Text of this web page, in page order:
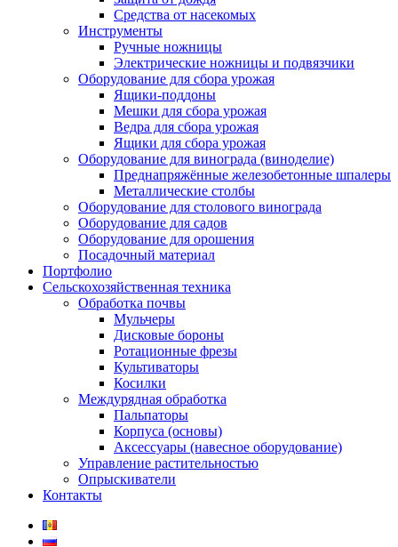
Средства от насекомых
Инструменты
Ручные ножницы
Электрические ножницы и подвязчики
Оборудование для сбора урожая
Ящики-поддоны
Мешки для сбора урожая
Ведра для сбора урожая
Ящики для сбора урожая
Оборудование для винограда (виноделие)
Преднапряжённые железобетонные шпалеры
Металлические столбы
Оборудование для столового винограда
Оборудование для садов
Оборудование для орошения
Посадочный материал
Портфолио
Сельскохозяйственная техника
Обработка почвы
Мульчеры
Дисковые бороны
Ротационные фрезы
Культиваторы
Косилки
Междурядная обработка
Пальпаторы
Корпуса (основы)
Аксессуары (навесное оборудование)
Управление растительностью
Опрыскиватели
Контакты